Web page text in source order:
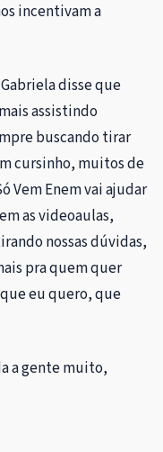
incentivam a
disse que
assistindo
buscando tirar
cursinho, muitos de
Vem Enem vai ajudar
as videoaulas,
nossas dúvidas,
pra quem quer
eu quero, que
a gente muito,